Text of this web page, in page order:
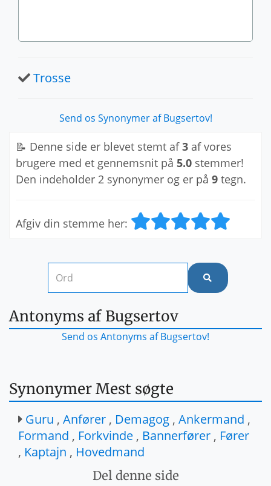
Trosse
Send os Synonymer af Bugsertov!
📝 Denne side er blevet stemt af3 af vores
brugere med et gennemsnit på 5.0 stemmer!
Den indeholder 2 synonymer og er på 9 tegn.
Afgiv din stemme her:
Antonyms af Bugsertov
Send os Antonyms af Bugsertov!
Synonymer Mest søgte
Guru , Anfører , Demagog , Ankermand ,
Formand , Forkvinde , Bannerfører , Fører
, Kaptajn , Hovedmand
Del denne side